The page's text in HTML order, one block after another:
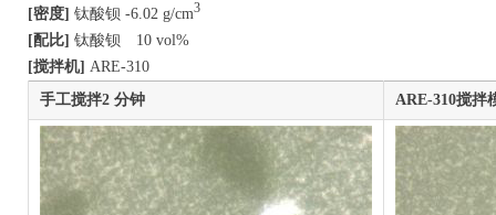
[密度] 钛酸钡 -6.02 g/cm3
[配比] 钛酸钡 10 vol%
[搅拌机] ARE-310
手工搅拌2 分钟
ARE-310搅拌